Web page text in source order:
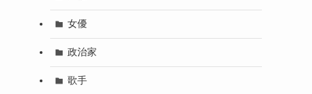
女優
政治家
歌手